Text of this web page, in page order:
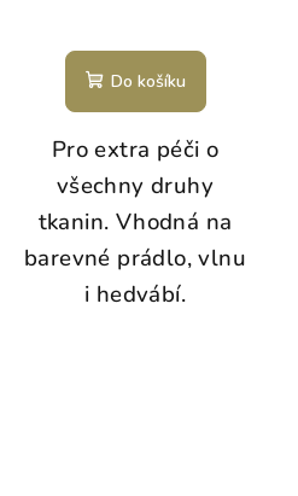
Do košíku
Pro extra péči o
všechny druhy
tkanin. Vhodná na
barevné prádlo, vlnu
i hedvábí.